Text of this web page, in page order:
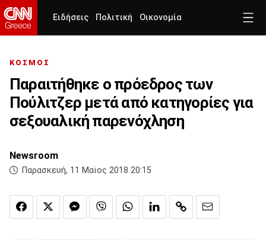
Ειδήσεις Πολιτική Οικονομία
ΚΟΣΜΟΣ
Παραιτήθηκε ο πρόεδρος των
Πούλιτζερ μετά από κατηγορίες για
σεξουαλική παρενόχληση
Newsroom
Παρασκευή, 11 Μαϊος 2018 20:15